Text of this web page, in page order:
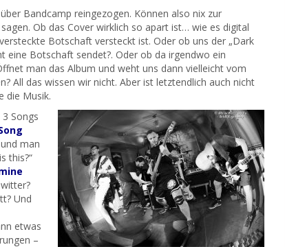
Bandcamp reingezogen. Können also nix zur
Ob das Cover wirklich so apart ist… wie es digital
Botschaft versteckt ist. Oder ob uns der „Dark
eine Botschaft sendet?. Oder ob da irgendwo ein
man das Album und weht uns dann vielleicht vom
All das wissen wir nicht. Aber ist letztendlich auch nicht
die Musik.
Songs
man
this?“
Und
etwas
–